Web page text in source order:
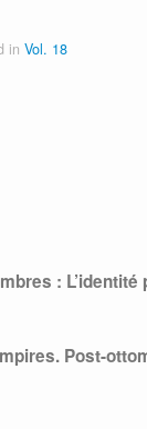
in Vol. 18
:
Post-